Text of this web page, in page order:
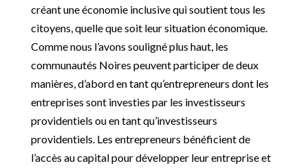
créant une économie inclusive qui soutient tous les
citoyens, quelle que soit leur situation économique.
Comme nous l’avons souligné plus haut, les
communautés Noires peuvent participer de deux
manières, d’abord en tant qu’entrepreneurs dont les
entreprises sont investies par les investisseurs
providentiels ou en tant qu’investisseurs
providentiels. Les entrepreneurs bénéficient de
l’accès au capital pour développer leur entreprise et